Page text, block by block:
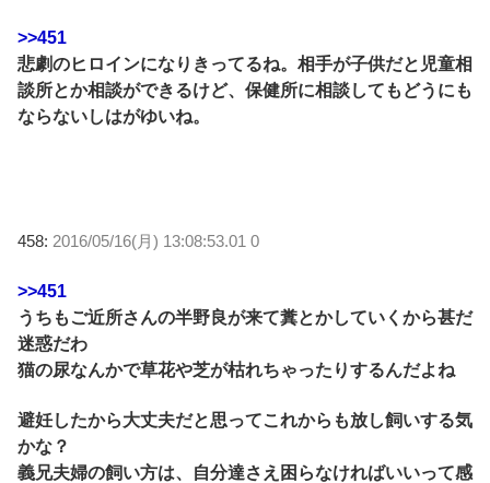
>>451
悲劇のヒロインになりきってるね。相手が子供だと児童相
談所とか相談ができるけど、保健所に相談してもどうにも
ならないしはがゆいね。
458: 2016/05/16(月) 13:08:53.01 0
>>451
うちもご近所さんの半野良が来て糞とかしていくから甚だ
迷惑だわ
猫の尿なんかで草花や芝が枯れちゃったりするんだよね
避妊したから大丈夫だと思ってこれからも放し飼いする気
かな？
義兄夫婦の飼い方は、自分達さえ困らなければいいって感